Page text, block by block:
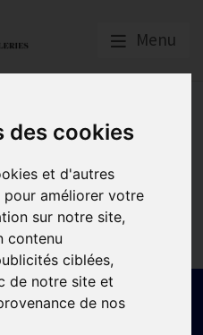
des cookies
et d'autres
améliorer votre
sur notre site,
contenu
ciblées,
de notre site et
de nos
Menu
électronique :
pratique de